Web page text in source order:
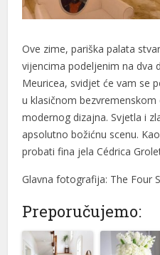
Ove zime, pariška palata
vijencima podeljenim na dva
Meuricea, svidjet će vam se
u klasičnom
modernog dizajna. Svjetla i
apsolutno božićnu scenu.
probati fina jela Cédrica
Glavna fotografija: The Four
Preporučujemo: